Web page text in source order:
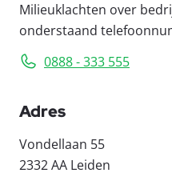
Milieuklachten over
onderstaand
0888 - 333 555
Adres
Vondellaan 55
2332 AA Leiden